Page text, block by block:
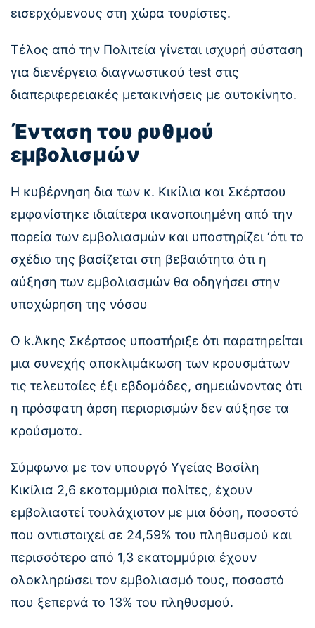
εισερχόμενους στη χώρα τουρίστες.
Τέλος από την Πολιτεία γίνεται ισχυρή σύσταση
για διενέργεια διαγνωστικού test στις
διαπεριφερειακές μετακινήσεις με αυτοκίνητο.
Ένταση του ρυθμού
εμβολισμών
Η κυβέρνηση δια των κ. Κικίλια και Σκέρτσου
εμφανίστηκε ιδιαίτερα ικανοποιημένη από την
πορεία των εμβολιασμών και υποστηρίζει ‘ότι το
σχέδιο της βασίζεται στη βεβαιότητα ότι η
αύξηση των εμβολιασμών θα οδηγήσει στην
υποχώρηση της νόσου
O k.Άκης Σκέρτσος υποστήριξε ότι παρατηρείται
μια συνεχής αποκλιμάκωση των κρουσμάτων
τις τελευταίες έξι εβδομάδες, σημειώνοντας ότι
η πρόσφατη άρση περιορισμών δεν αύξησε τα
κρούσματα.
Σύμφωνα με τον υπουργό Υγείας Βασίλη
Κικίλια 2,6 εκατομμύρια πολίτες, έχουν
εμβολιαστεί τουλάχιστον με μια δόση, ποσοστό
που αντιστοιχεί σε 24,59% του πληθυσμού και
περισσότερο από 1,3 εκατομμύρια έχουν
ολοκληρώσει τον εμβολιασμό τους, ποσοστό
που ξεπερνά το 13% του πληθυσμού.